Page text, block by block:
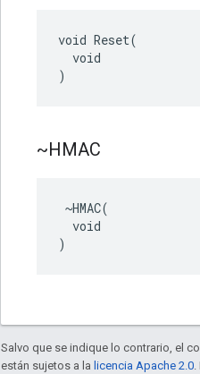
void Reset(
  void
)
~HMAC
~HMAC(
  void
)
Salvo que se indique lo contrario, el
están sujetos a la licencia Apache 2.0.